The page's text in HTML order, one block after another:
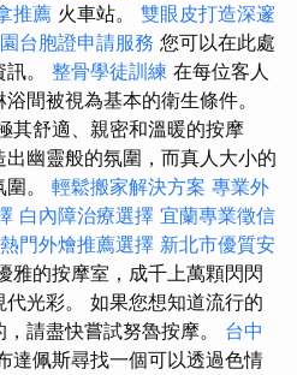
推薦 火車站。 雙眼皮打造深邃
台胞證申請服務 您可以在此處
。 整骨學徒訓練 在每位客人
間被視為基本的衛生條件。
其舒適、親密和溫暖的按摩
幽靈般的氛圍，而真人大小的
。 輕鬆搬家解決方案 專業外
白內障治療選擇 宜蘭專業徵信
熱門外燴推薦選擇 新北市優質安
雅的按摩室，成千上萬顆閃閃
光彩。 如果您想知道流行的
請盡快嘗試努魯按摩。 台中
達佩斯尋找一個可以透過色情